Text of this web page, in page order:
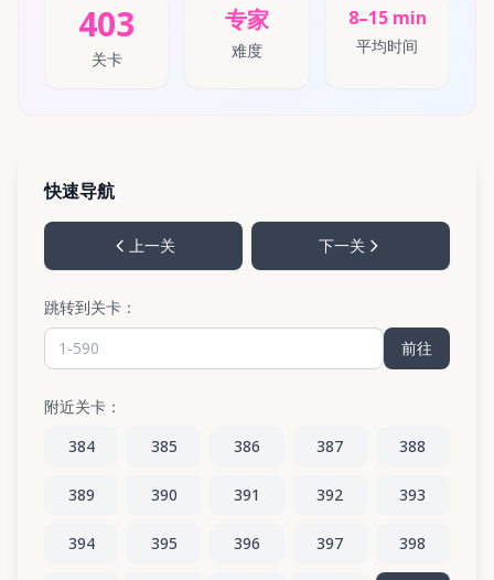
403
关卡
专家
难度
8–15 min
平均时间
快速导航
上一关 下一关
跳转到关卡：
前往
附近关卡：
384
385 386 387 388
389 390 391 392 393
394 395 396 397 398